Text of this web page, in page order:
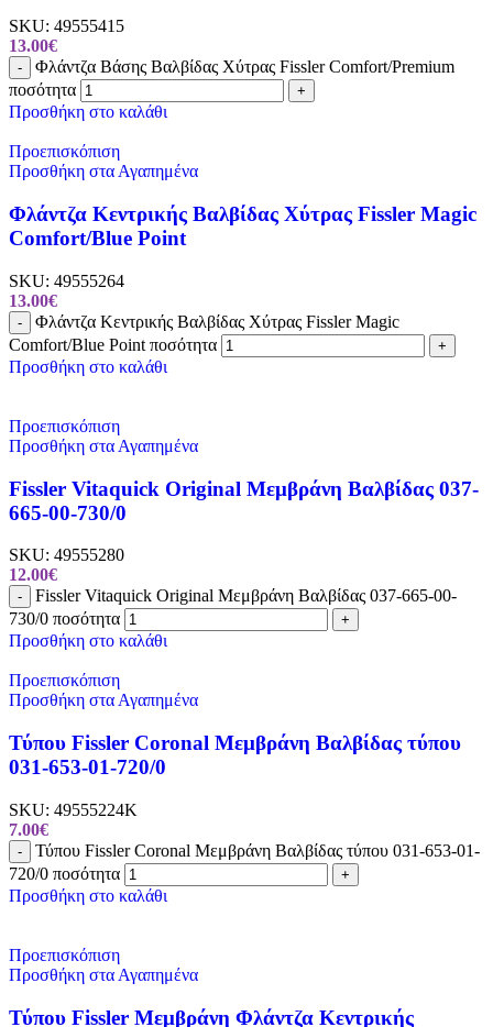
SKU: 49555415
13.00€
-
Φλάντζα Βάσης Βαλβίδας Χύτρας Fissler Comfort/Premium
ποσότητα
+
Προσθήκη στο καλάθι
Προεπισκόπιση
Προσθήκη στα Αγαπημένα
Φλάντζα Κεντρικής Βαλβίδας Χύτρας Fissler Magic
Comfort/Blue Point
SKU: 49555264
13.00€
-
Φλάντζα Κεντρικής Βαλβίδας Χύτρας Fissler Magic
Comfort/Blue Point ποσότητα
+
Προσθήκη στο καλάθι
Προεπισκόπιση
Προσθήκη στα Αγαπημένα
Fissler Vitaquick Original Μεμβράνη Βαλβίδας 037-
665-00-730/0
SKU: 49555280
12.00€
-
Fissler Vitaquick Original Μεμβράνη Βαλβίδας 037-665-00-
730/0 ποσότητα
+
Προσθήκη στο καλάθι
Προεπισκόπιση
Προσθήκη στα Αγαπημένα
Τύπου Fissler Coronal Μεμβράνη Βαλβίδας τύπου
031-653-01-720/0
SKU: 49555224K
7.00€
-
Τύπου Fissler Coronal Μεμβράνη Βαλβίδας τύπου 031-653-01-
720/0 ποσότητα
+
Προσθήκη στο καλάθι
Προεπισκόπιση
Προσθήκη στα Αγαπημένα
Τύπου Fissler Μεμβράνη Φλάντζα Κεντρικής